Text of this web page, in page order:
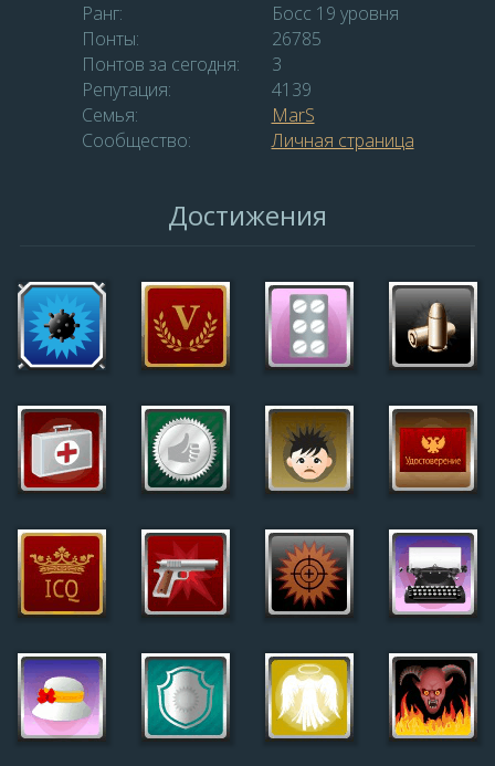
Ранг:
Босс 19 уровня
Понты:
26785
Понтов за сегодня:
3
Репутация:
4139
Семья:
MаrS
Сообщество:
Личная страница
Достижения